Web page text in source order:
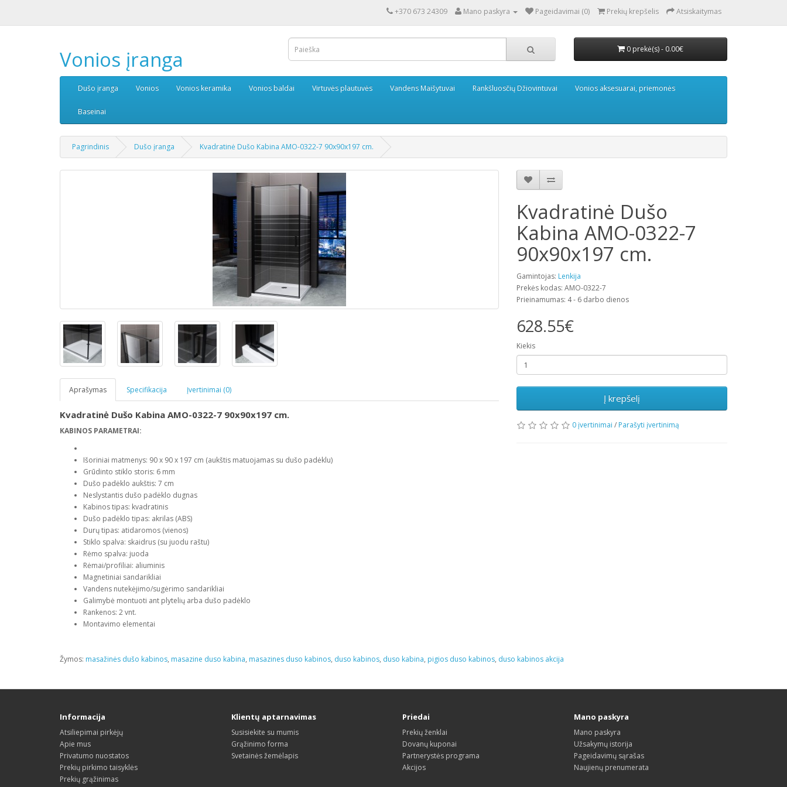
+370 673 24309 Mano paskyra Pageidavimai (0) Prekių krepšelis Atsiskaitymas
Vonios įranga 0 prekė(s) - 0.00€
Dušo įranga Vonios Vonios keramika Vonios baldai Virtuvės plautuvės Vandens Maišytuvai Rankšluosčių Džiovintuvai Vonios aksesuarai, priemonės
Baseinai
Pagrindinis Dušo įranga Kvadratinė Dušo Kabina AMO-0322-7 90x90x197 cm.
Aprašymas Specifikacija Įvertinimai (0)
Kvadratinė Dušo Kabina AMO-0322-7 90x90x197 cm.
KABINOS PARAMETRAI:
Išoriniai matmenys: 90 x 90 x 197 cm (aukštis matuojamas su dušo padėklu)
Grūdinto stiklo storis: 6 mm
Dušo padėklo aukštis: 7 cm
Neslystantis dušo padėklo dugnas
Kabinos tipas: kvadratinis
Dušo padėklo tipas: akrilas (ABS)
Durų tipas: atidaromos (vienos)
Stiklo spalva: skaidrus (su juodu raštu)
Rėmo spalva: juoda
Rėmai/profiliai: aliuminis
Magnetiniai sandarikliai
Vandens nutekėjimo/sugėrimo sandarikliai
Galimybė montuoti ant plytelių arba dušo padėklo
Rankenos: 2 vnt.
Montavimo elementai
Kvadratinė Dušo
Kabina AMO-0322-7
90x90x197 cm.
Gamintojas: Lenkija
Prekės kodas: AMO-0322-7
Prieinamumas: 4 - 6 darbo dienos
628.55€
Kiekis
Į krepšelį
0 įvertinimai / Parašyti įvertinimą
Žymos: masažinės dušo kabinos, masazine duso kabina, masazines duso kabinos, duso kabinos, duso kabina, pigios duso kabinos, duso kabinos akcija
Informacija
Atsiliepimai pirkėjų
Apie mus
Privatumo nuostatos
Prekių pirkimo taisyklės
Prekių grąžinimas
Klientų aptarnavimas
Susisiekite su mumis
Grąžinimo forma
Svetainės žemėlapis
Priedai
Prekių ženklai
Dovanų kuponai
Partnerystės programa
Akcijos
Mano paskyra
Mano paskyra
Užsakymų istorija
Pageidavimų sąrašas
Naujienų prenumerata